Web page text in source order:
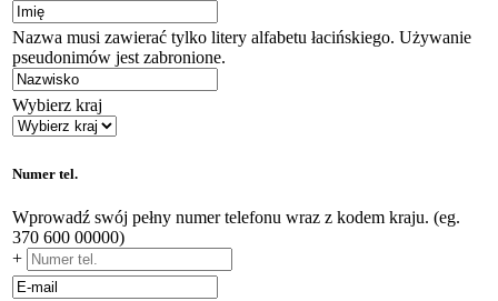
Nazwa musi zawierać tylko litery alfabetu łacińskiego. Używanie
pseudonimów jest zabronione.
Wybierz kraj
Numer tel.
Wprowadź swój pełny numer telefonu wraz z kodem kraju. (eg.
370 600 00000)
+